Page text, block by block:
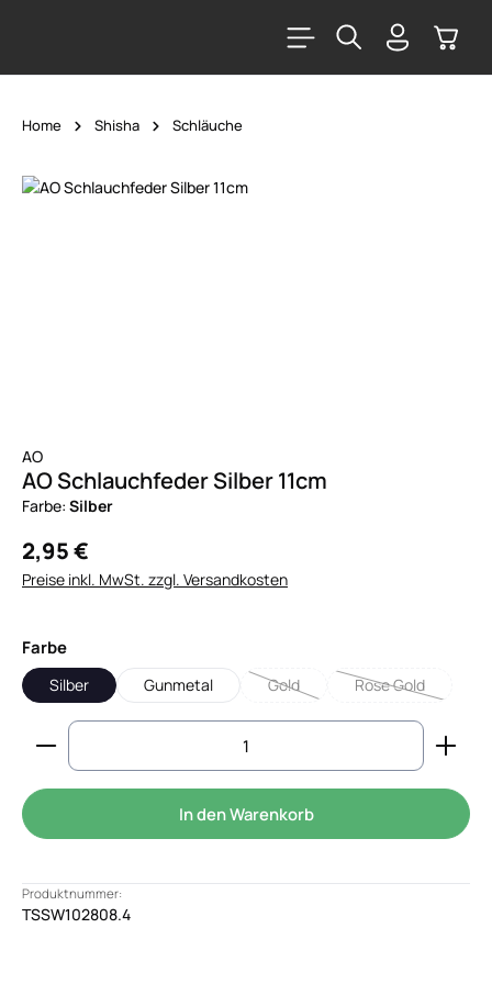
Home Shisha Schläuche
Bildergalerie überspringen
AO
AO Schlauchfeder Silber 11cm
Farbe: Silber
2,95 €
Preise inkl. MwSt. zzgl. Versandkosten
Farbeauswählen
Silber Gunmetal Gold
(Diese Option ist zurzeit nicht
Rose Gold
(Diese Option
Produkt Anzahl: Gib den gewünschten Wert
In den Warenkorb
Produktnummer:
TSSW102808.4